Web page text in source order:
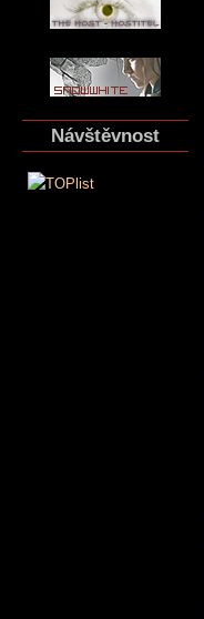
Návštěvnost